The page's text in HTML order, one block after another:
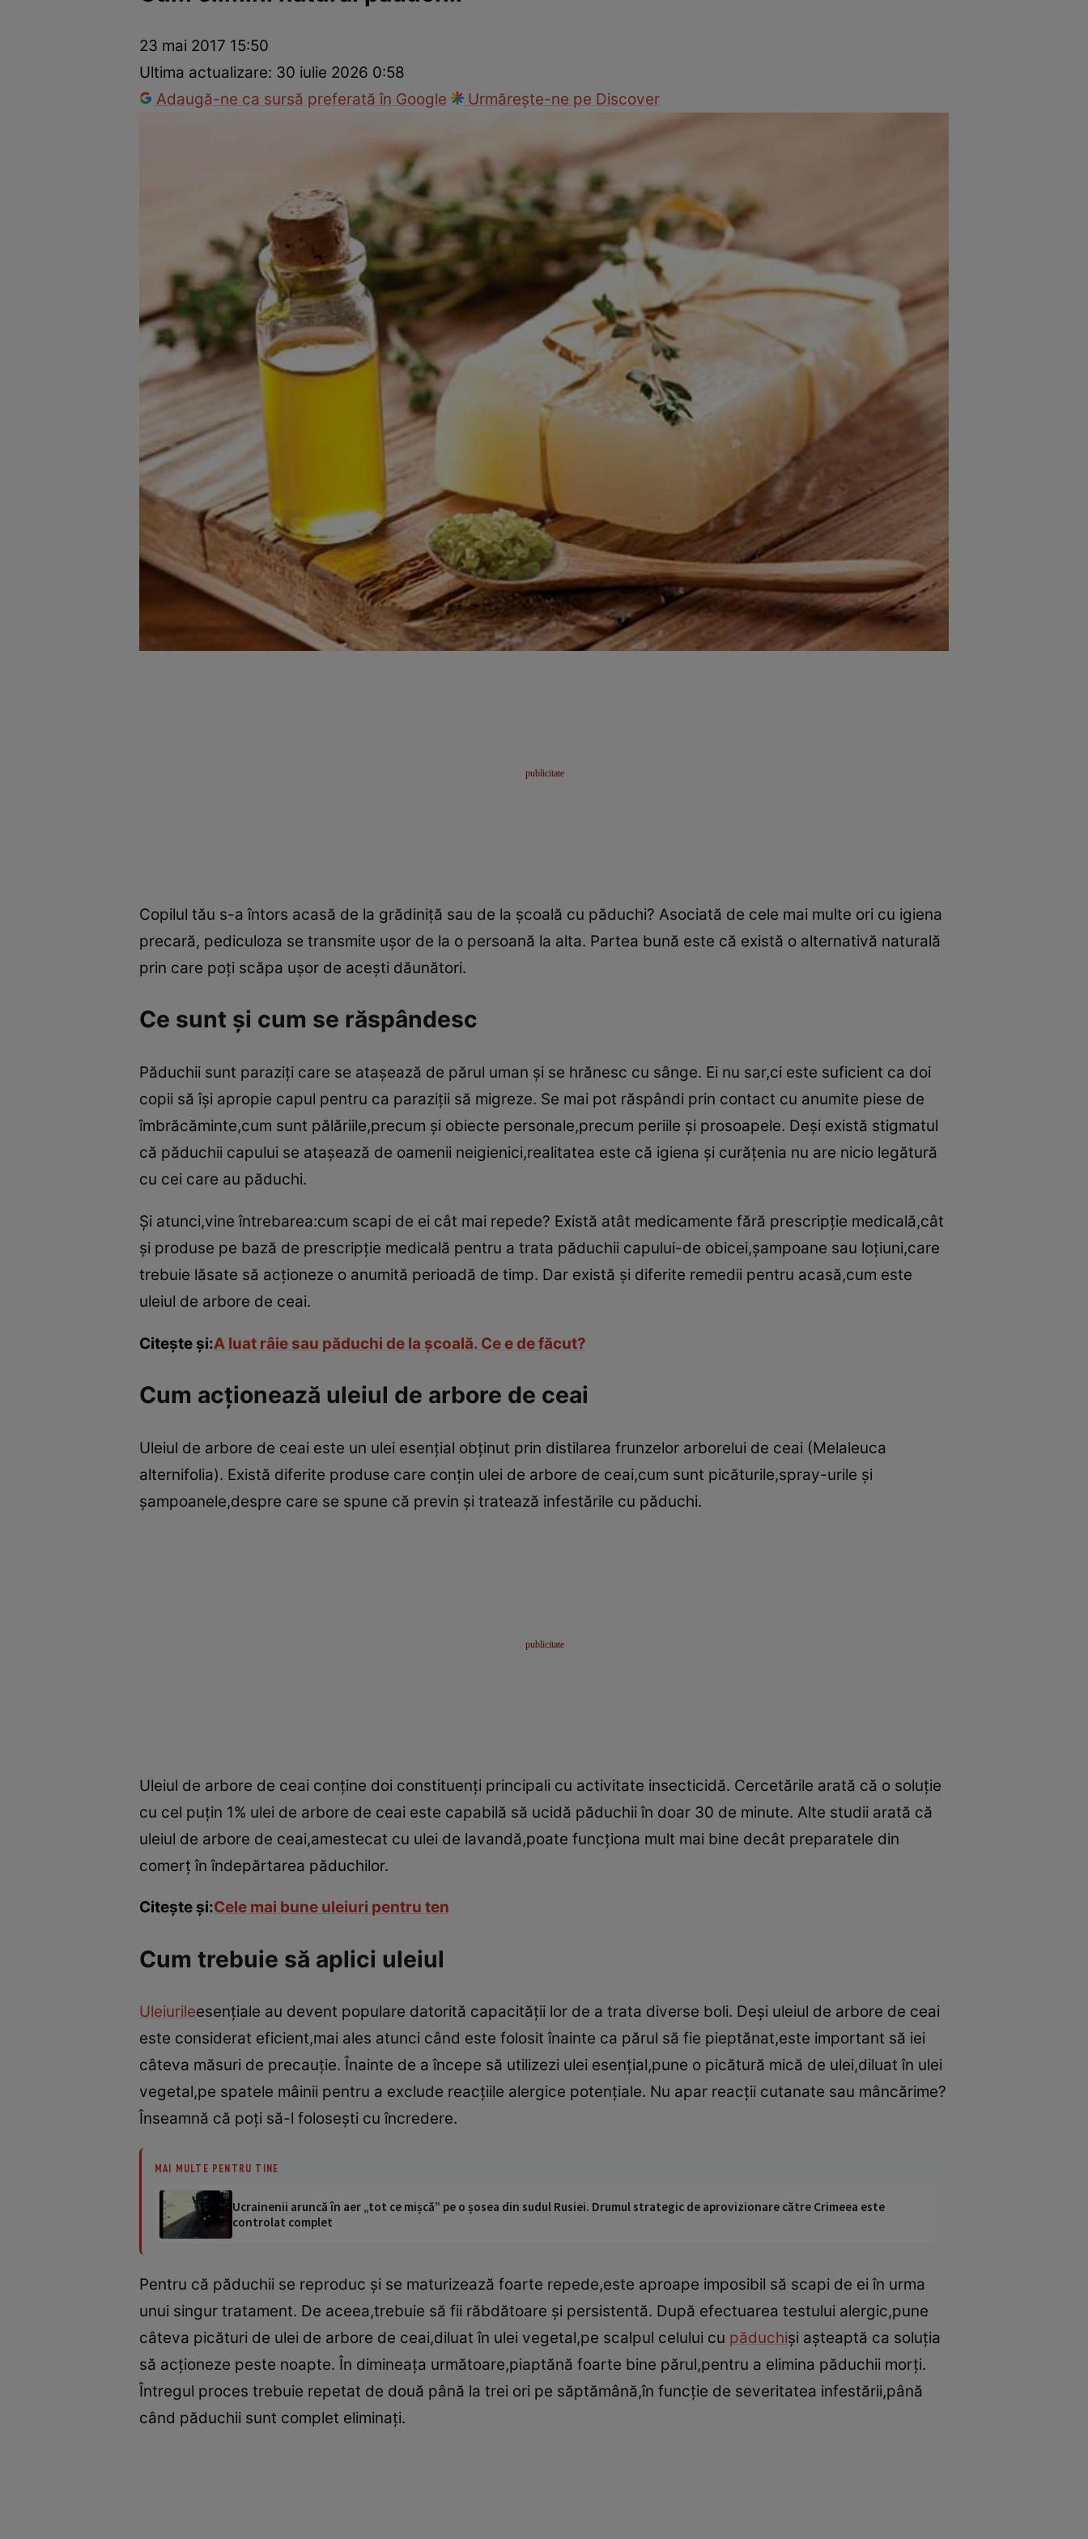
Dezvoltare personalăÎngrijire personalăCasă și grădină
23 mai 2017 15:50
Ultima actualizare: 30 iulie 2026 0:58
Adaugă-ne ca sursă preferată în Google
Urmărește-ne pe Discover
Copilul tău s-a întors acasă de la grădiniţă sau de la şcoală cu păduchi? Asociată de cele mai multe ori cu igiena
precară, pediculoza se transmite uşor de la o persoană la alta. Partea bună este că există o alternativă naturală
prin care poţi scăpa uşor de aceşti dăunători.
Ce sunt şi cum se răspândesc
Păduchii sunt paraziţi care se ataşează de părul uman şi se hrănesc cu sânge. Ei nu sar,ci este suficient ca doi
copii să îşi apropie capul pentru ca paraziţii să migreze. Se mai pot răspândi prin contact cu anumite piese de
îmbrăcăminte,cum sunt pălăriile,precum şi obiecte personale,precum periile şi prosoapele. Deşi există stigmatul
că păduchii capului se ataşează de oamenii neigienici,realitatea este că igiena şi curăţenia nu are nicio legătură
cu cei care au păduchi.
Şi atunci,vine întrebarea:cum scapi de ei cât mai repede? Există atât medicamente fără prescripţie medicală,cât
şi produse pe bază de prescripţie medicală pentru a trata păduchii capului-de obicei,şampoane sau loţiuni,care
trebuie lăsate să acţioneze o anumită perioadă de timp. Dar există şi diferite remedii pentru acasă,cum este
uleiul de arbore de ceai.
Citeşte şi:A luat râie sau păduchi de la şcoală. Ce e de făcut?
Cum acţionează uleiul de arbore de ceai
Uleiul de arbore de ceai este un ulei esenţial obţinut prin distilarea frunzelor arborelui de ceai (Melaleuca
alternifolia). Există diferite produse care conţin ulei de arbore de ceai,cum sunt picăturile,spray-urile şi
şampoanele,despre care se spune că previn şi tratează infestările cu păduchi.
Uleiul de arbore de ceai conţine doi constituenţi principali cu activitate insecticidă. Cercetările arată că o soluţie
cu cel puţin 1% ulei de arbore de ceai este capabilă să ucidă păduchii în doar 30 de minute. Alte studii arată că
uleiul de arbore de ceai,amestecat cu ulei de lavandă,poate funcţiona mult mai bine decât preparatele din
comerţ în îndepărtarea păduchilor.
Citeşte şi:Cele mai bune uleiuri pentru ten
Cum trebuie să aplici uleiul
Uleiurileesenţiale au devent populare datorită capacităţii lor de a trata diverse boli. Deşi uleiul de arbore de ceai
este considerat eficient,mai ales atunci când este folosit înainte ca părul să fie pieptănat,este important să iei
câteva măsuri de precauţie. Înainte de a începe să utilizezi ulei esenţial,pune o picătură mică de ulei,diluat în ulei
vegetal,pe spatele mâinii pentru a exclude reacţiile alergice potenţiale. Nu apar reacţii cutanate sau mâncărime?
Înseamnă că poţi să-l foloseşti cu încredere.
MAI MULTE PENTRU TINE
Ucrainenii aruncă în aer „tot ce mișcă” pe o șosea din sudul Rusiei. Drumul strategic de aprovizionare către Crimeea este
controlat complet
Pentru că păduchii se reproduc şi se maturizează foarte repede,este aproape imposibil să scapi de ei în urma
unui singur tratament. De aceea,trebuie să fii răbdătoare şi persistentă. După efectuarea testului alergic,pune
câteva picături de ulei de arbore de ceai,diluat în ulei vegetal,pe scalpul celului cu păduchişi aşteaptă ca soluţia
să acţioneze peste noapte. În dimineaţa următoare,piaptănă foarte bine părul,pentru a elimina păduchii morţi.
Întregul proces trebuie repetat de două până la trei ori pe săptămână,în funcţie de severitatea infestării,până
când păduchii sunt complet eliminaţi.